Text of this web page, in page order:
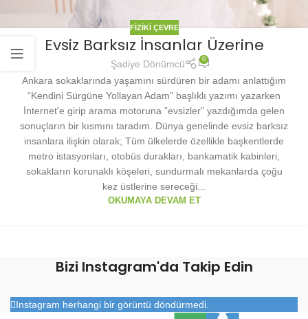
FIZIKI ÇEVRE
Evsiz Barksız İnsanlar Üzerine
Şadiye Dönümcü 0
Ankara sokaklarında yaşamını sürdüren bir adamı anlattığım
“Kendini Sürgüne Yollayan Adam” başlıklı yazımı yazarken
İnternet'e girip arama motoruna ”evsizler” yazdığımda gelen
sonuçların bir kısmını taradım. Dünya genelinde evsiz barksız
insanlara ilişkin olarak; Tüm ülkelerde özellikle başkentlerde
metro istasyonları, otobüs durakları, bankamatik kabinleri,
sokakların korunaklı köşeleri, sundurmalı mekanlarda çoğu
kez üstlerine sereceği...
OKUMAYA DEVAM ET
Bizi Instagram'da Takip Edin
Instagram herhangi bir görüntü döndürmedi.